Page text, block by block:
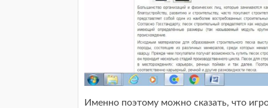
Именно поэтому можно сказать, что